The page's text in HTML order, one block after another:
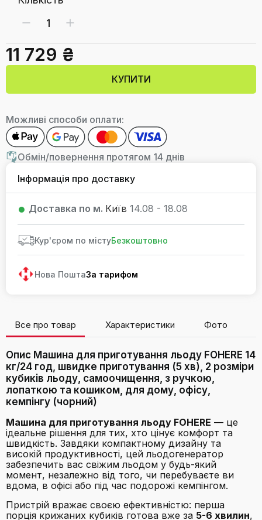
11 729 ₴
КУПИТИ
Можливі способи оплати:
Обмін/повернення протягом 14 днів
Інформація про доставку
Доставка по м. Київ 14.08 - 18.08
Кур'єром по містуБезкоштовно
Нова ПоштаЗа тарифом
Все про товар Характеристики Фото
Опис Машина для приготування льоду FOHERE 14
кг/24 год, швидке приготування (5 хв), 2 розміри
кубиків льоду, самоочищення, з ручкою,
лопаткою та кошиком, для дому, офісу,
кемпінгу (чорний)
Машина для приготування льоду FOHERE — це
ідеальне рішення для тих, хто цінує комфорт та
швидкість. Завдяки компактному дизайну та
високій продуктивності, цей льодогенератор
забезпечить вас свіжим льодом у будь-який
момент, незалежно від того, чи перебуваєте ви
вдома, в офісі або під час подорожі кемпінгом.
Пристрій вражає своєю ефективністю: перша
порція крижаних кубиків готова вже за 5-6 хвилин,